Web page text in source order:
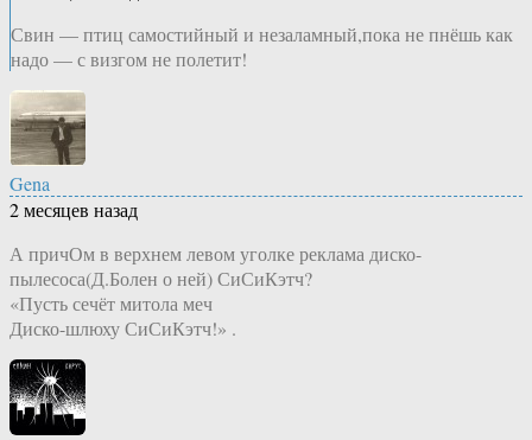
Свин — птиц самостийный и незаламный,пока не пнёшь как
надо — с визгом не полетит!
Gena
2 месяцев назад
А причОм в верхнем левом уголке реклама диско-
пылесоса(Д.Болен о ней) СиСиКэтч?
«Пусть сечёт митола меч
Диско-шлюху СиСиКэтч!» .